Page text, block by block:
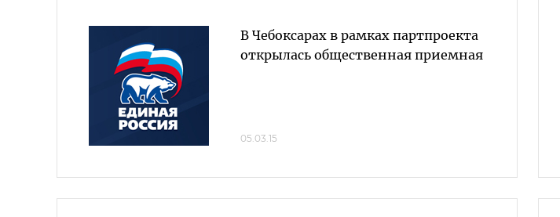
В Чебоксарах в рамках партпроекта
открылась общественная приемная
05.03.15